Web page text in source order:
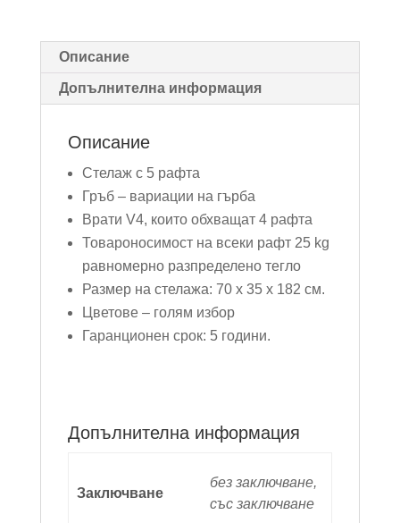
Описание
Допълнителна информация
Описание
Стелаж с 5 рафта
Гръб – вариации на гърба
Врати V4, които обхващат 4 рафта
Товароносимост на всеки рафт 25 kg
равномерно разпределено тегло
Размер на стелажа: 70 х 35 х 182 см.
Цветове – голям избор
Гаранционен срок: 5 години.
Допълнителна информация
Заключване
без заключване,
със заключване